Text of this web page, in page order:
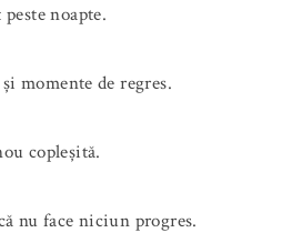
noapte.
momente de regres.
copleșită.
nu face niciun progres.